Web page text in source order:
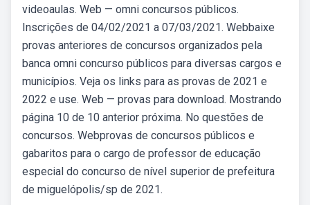
videoaulas. Web — omni concursos públicos.
Inscrições de 04/02/2021 a 07/03/2021. Webbaixe
provas anteriores de concursos organizados pela
banca omni concurso públicos para diversas cargos e
municípios. Veja os links para as provas de 2021 e
2022 e use. Web — provas para download. Mostrando
página 10 de 10 anterior próxima. No questões de
concursos. Webprovas de concursos públicos e
gabaritos para o cargo de professor de educação
especial do concurso de nível superior de prefeitura
de miguelópolis/sp de 2021.